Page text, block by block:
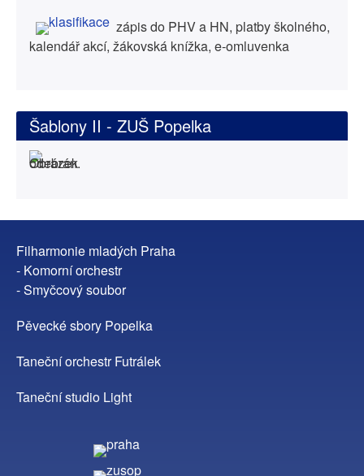
zápis do PHV a HN, platby školného,
kalendář akcí, žákovská knížka, e-omluvenka
Šablony II - ZUŠ Popelka
Filharmonie mladých Praha
- Komorní orchestr
- Smyčcový soubor
Pěvecké sbory Popelka
Taneční orchestr Futrálek
Taneční studio Light